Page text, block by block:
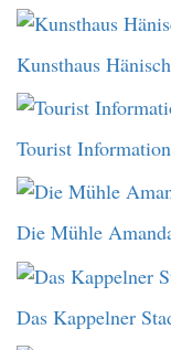
Kunsthaus
Tourist
Die Mühle
Das Kappelner